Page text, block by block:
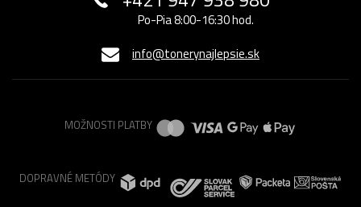
Po-Pia 8:00-16:30 hod.
info@tonerynajlepsie.sk
MOŽNOSTI PLATBY
DOPRAVNÉ METÓDY